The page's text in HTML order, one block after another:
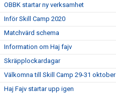
OBBK startar ny verksamhet
Inför Skill Camp 2020
Matchvärd schema
Information om Haj fajv
Skräpplockardagar
Välkomna till Skill Camp 29-31 oktober
Haj Fajv startar upp igen